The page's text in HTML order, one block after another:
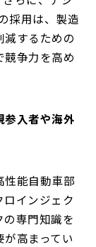
採用は、製造
するための
争力を高め
参入者や海外
性能自動車部
インジェク
専門知識を
高まってい